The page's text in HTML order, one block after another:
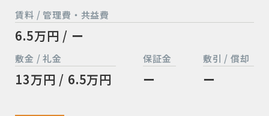
賃料 / 管理費・共益費
6.5万円 / ー
敷金 / 礼金
13万円 / 6.5万円
保証金
ー
敷引 / 償却
ー